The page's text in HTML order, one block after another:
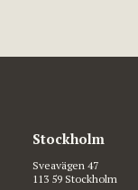
Stockholm
Sveavägen 47
113 59 Stockholm